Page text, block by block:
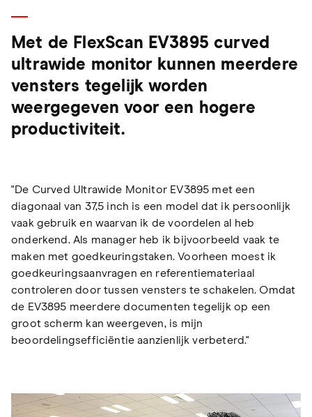
Met de FlexScan EV3895 curved
ultrawide monitor kunnen meerdere
vensters tegelijk worden
weergegeven voor een hogere
productiviteit.
"De Curved Ultrawide Monitor EV3895 met een
diagonaal van 37,5 inch is een model dat ik persoonlijk
vaak gebruik en waarvan ik de voordelen al heb
onderkend. Als manager heb ik bijvoorbeeld vaak te
maken met goedkeuringstaken. Voorheen moest ik
goedkeuringsaanvragen en referentiemateriaal
controleren door tussen vensters te schakelen. Omdat
de EV3895 meerdere documenten tegelijk op een
groot scherm kan weergeven, is mijn
beoordelingsefficiëntie aanzienlijk verbeterd."